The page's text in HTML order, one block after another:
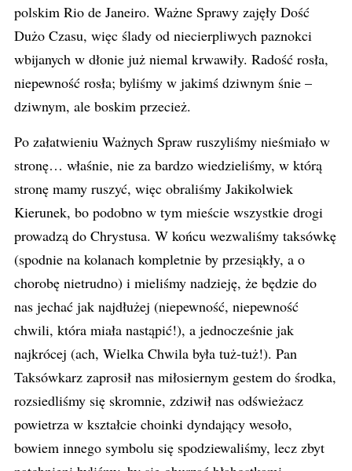
polskim Rio de Janeiro. Ważne Sprawy zajęły Dość
Dużo Czasu, więc ślady od niecierpliwych paznokci
wbijanych w dłonie już niemal krwawiły. Radość rosła,
niepewność rosła; byliśmy w jakimś dziwnym śnie –
dziwnym, ale boskim przecież.
Po załatwieniu Ważnych Spraw ruszyliśmy nieśmiało w
stronę… właśnie, nie za bardzo wiedzieliśmy, w którą
stronę mamy ruszyć, więc obraliśmy Jakikolwiek
Kierunek, bo podobno w tym mieście wszystkie drogi
prowadzą do Chrystusa. W końcu wezwaliśmy taksówkę
(spodnie na kolanach kompletnie by przesiąkły, a o
chorobę nietrudno) i mieliśmy nadzieję, że będzie do
nas jechać jak najdłużej (niepewność, niepewność
chwili, która miała nastąpić!), a jednocześnie jak
najkrócej (ach, Wielka Chwila była tuż-tuż!). Pan
Taksówkarz zaprosił nas miłosiernym gestem do środka,
rozsiedliśmy się skromnie, zdziwił nas odświeżacz
powietrza w kształcie choinki dyndający wesoło,
bowiem innego symbolu się spodziewaliśmy, lecz zbyt